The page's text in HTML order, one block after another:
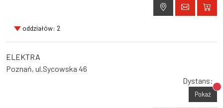
oddziałów: 2
ELEKTRA
Poznań, ul.Sycowska 46
Dystans:
Pokaż